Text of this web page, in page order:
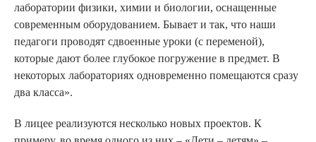
лаборатории физики, химии и биологии, оснащенные
современным оборудованием. Бывает и так, что наши
педагоги проводят сдвоенные уроки (с переменой),
которые дают более глубокое погружение в предмет. В
некоторых лабораториях одновременно помещаются сразу
два класса».
В лицее реализуются несколько новых проектов. К